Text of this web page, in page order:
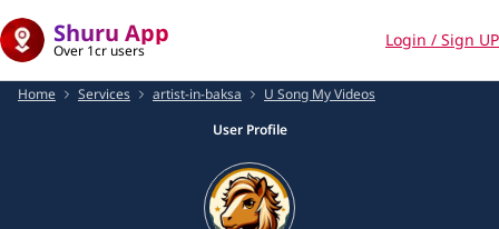
Shuru App
Over 1cr users
Login / Sign UP
Home Services artist-in-baksa
U Song My Videos
User Profile